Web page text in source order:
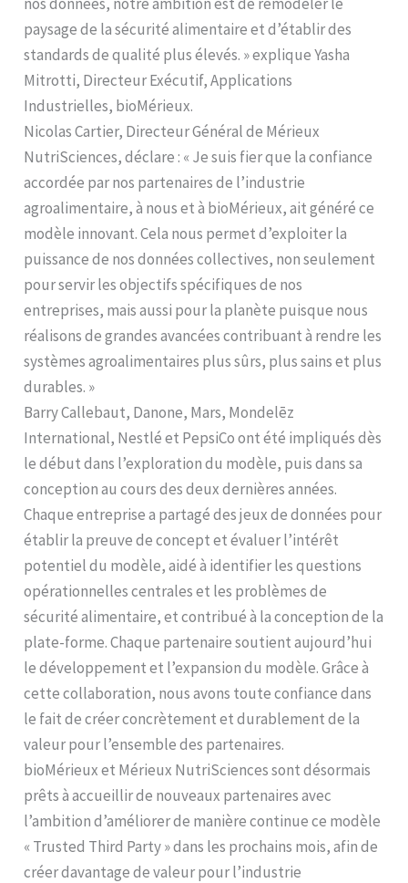
paysage de la sécurité alimentaire et d’établir des
standards de qualité plus élevés. » explique Yasha
Mitrotti, Directeur Exécutif, Applications
Industrielles, bioMérieux.
Nicolas Cartier, Directeur Général de Mérieux
NutriSciences, déclare : « Je suis fier que la confiance
accordée par nos partenaires de l’industrie
agroalimentaire, à nous et à bioMérieux, ait généré ce
modèle innovant. Cela nous permet d’exploiter la
puissance de nos données collectives, non seulement
pour servir les objectifs spécifiques de nos
entreprises, mais aussi pour la planète puisque nous
réalisons de grandes avancées contribuant à rendre les
systèmes agroalimentaires plus sûrs, plus sains et plus
durables. »
Barry Callebaut, Danone, Mars, Mondelēz
International, Nestlé et PepsiCo ont été impliqués dès
le début dans l’exploration du modèle, puis dans sa
conception au cours des deux dernières années.
Chaque entreprise a partagé des jeux de données pour
établir la preuve de concept et évaluer l’intérêt
potentiel du modèle, aidé à identifier les questions
opérationnelles centrales et les problèmes de
sécurité alimentaire, et contribué à la conception de la
plate-forme. Chaque partenaire soutient aujourd’hui
le développement et l’expansion du modèle. Grâce à
cette collaboration, nous avons toute confiance dans
le fait de créer concrètement et durablement de la
valeur pour l’ensemble des partenaires.
bioMérieux et Mérieux NutriSciences sont désormais
prêts à accueillir de nouveaux partenaires avec
l’ambition d’améliorer de manière continue ce modèle
« Trusted Third Party » dans les prochains mois, afin de
créer davantage de valeur pour l’industrie